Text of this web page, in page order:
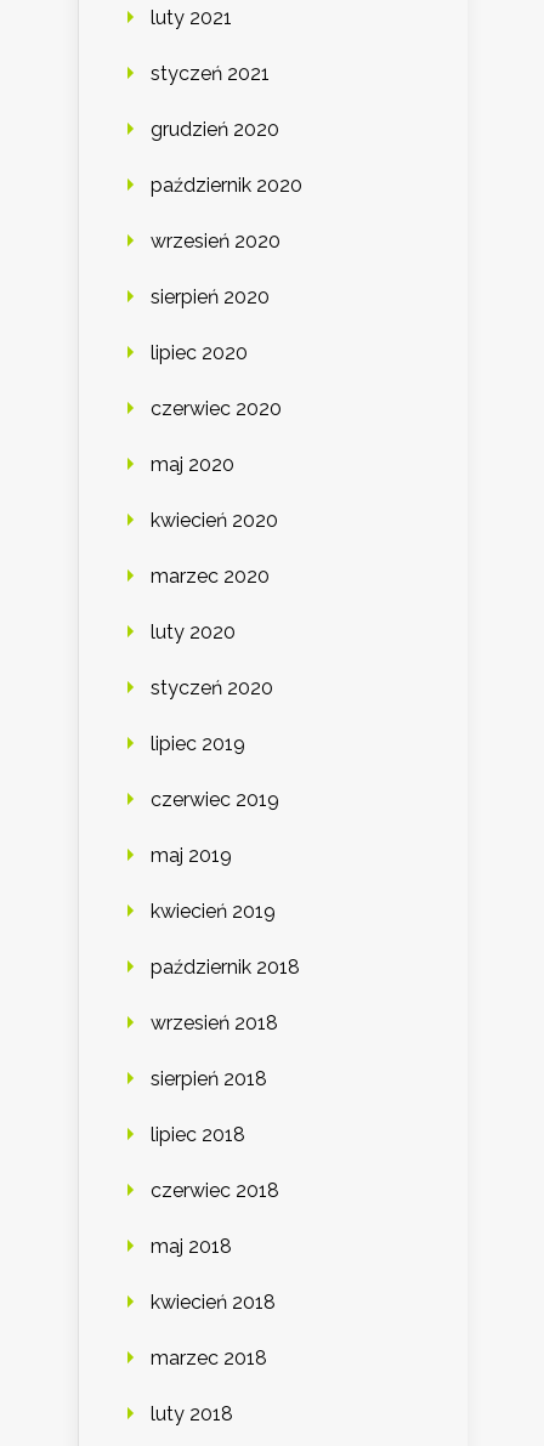
luty 2021
styczeń 2021
grudzień 2020
październik 2020
wrzesień 2020
sierpień 2020
lipiec 2020
czerwiec 2020
maj 2020
kwiecień 2020
marzec 2020
luty 2020
styczeń 2020
lipiec 2019
czerwiec 2019
maj 2019
kwiecień 2019
październik 2018
wrzesień 2018
sierpień 2018
lipiec 2018
czerwiec 2018
maj 2018
kwiecień 2018
marzec 2018
luty 2018